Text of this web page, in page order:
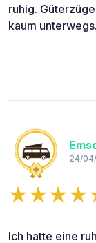
ruhig.
kaum unterwegs.
24/
Ich hatte eine